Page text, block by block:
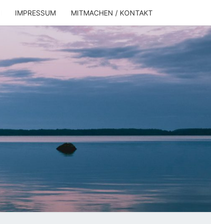
IMPRESSUM MITMACHEN / KONTAKT